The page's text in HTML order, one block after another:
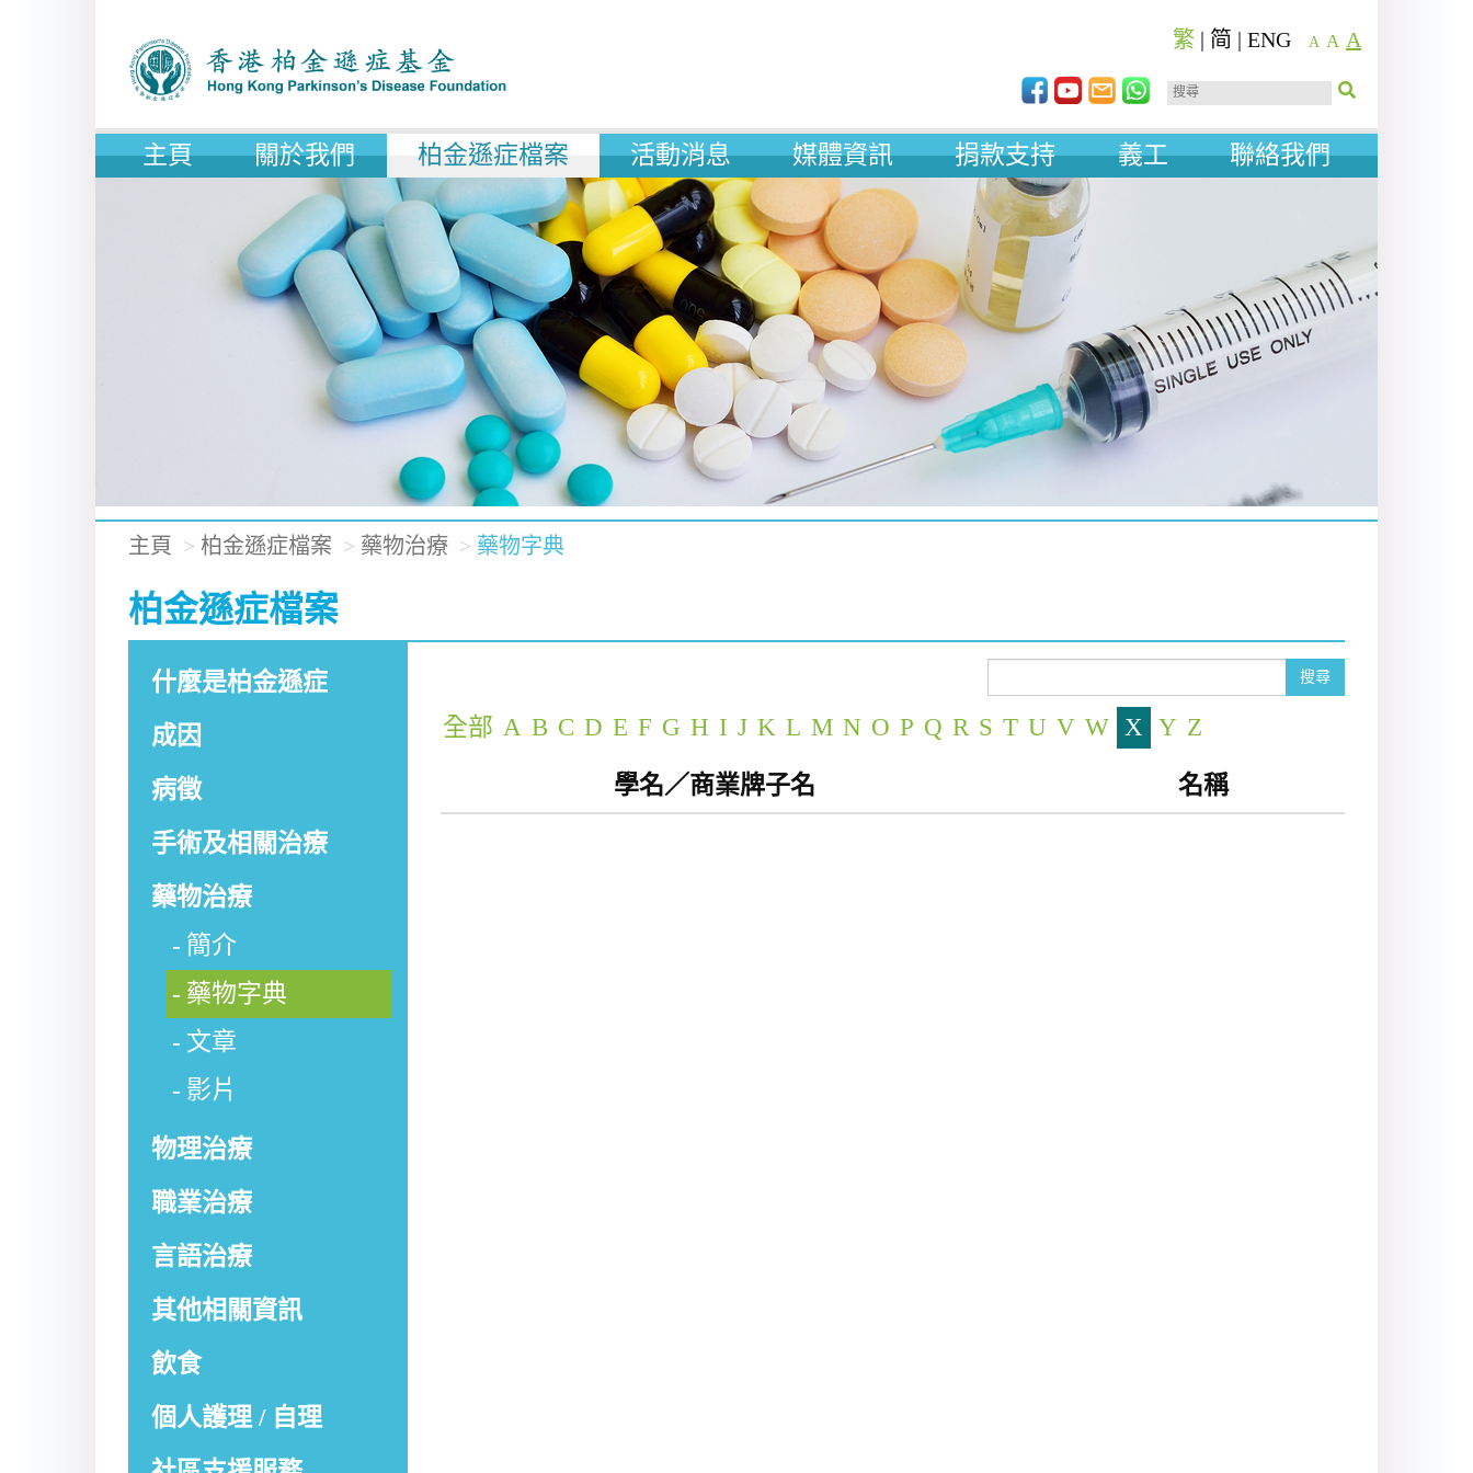
繁 | 简 | ENG A A A
主頁 關於我們 柏金遜症檔案 活動消息 媒體資訊 捐款支持 義工 聯絡我們
主頁 柏金遜症檔案 藥物治療 藥物字典
柏金遜症檔案
什麼是柏金遜症
成因
病徵
手術及相關治療
藥物治療
簡介
藥物字典
文章
影片
物理治療
職業治療
言語治療
其他相關資訊
飲食
個人護理 / 自理
搜尋
全部 A B C D E F G H I J K L M N O P Q R S T U V W X Y Z
學名／商業牌子名 名稱